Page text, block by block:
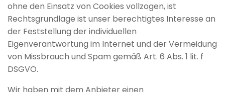
ohne den Einsatz von Cookies vollzogen, ist
Rechtsgrundlage ist unser berechtigtes Interesse an
der Feststellung der individuellen
Eigenverantwortung im Internet und der Vermeidung
von Missbrauch und Spam gemäß Art. 6 Abs. 1 lit. f
DSGVO.